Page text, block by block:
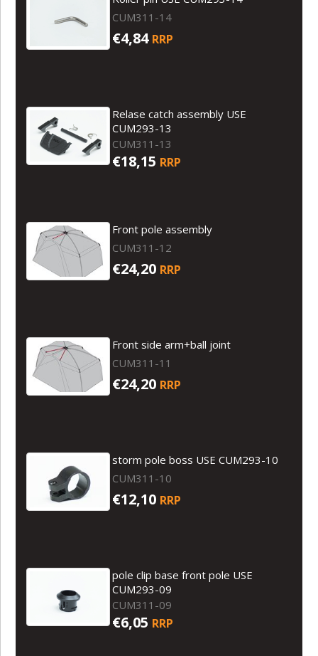
CUM311-14
€4,84 RRP
Relase catch assembly USE
CUM293-13
CUM311-13
€18,15 RRP
Front pole assembly
CUM311-12
€24,20 RRP
Front side arm+ball joint
CUM311-11
€24,20 RRP
storm pole boss USE CUM293-10
CUM311-10
€12,10 RRP
pole clip base front pole USE
CUM293-09
CUM311-09
€6,05 RRP